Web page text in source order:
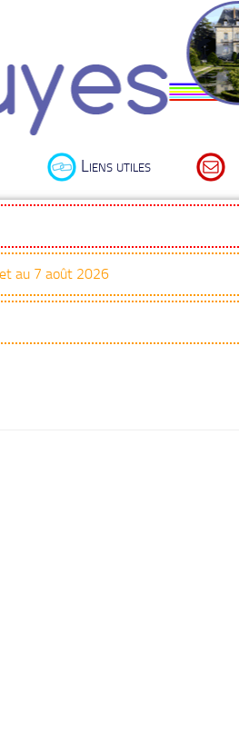
Liens utiles
au 7 août 2026